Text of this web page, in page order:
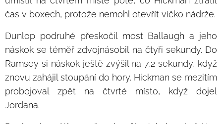
čas v boxech, protože nemohl otevřít víčko nádrže.
Dunlop podruhé přeskočil most Ballaugh a jeho
náskok se téměř zdvojnásobil na čtyři sekundy. Do
Ramsey si náskok ještě zvýšil na 7,2 sekundy, když
znovu zahájil stoupání do hory. Hickman se mezitím
probojoval zpět na čtvrté místo, když dojel
Jordana.